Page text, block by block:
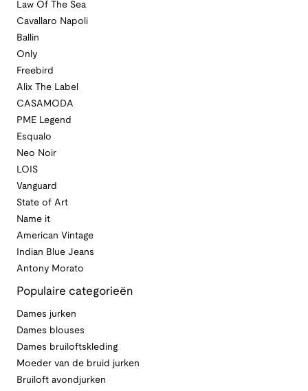
Law Of The Sea
Cavallaro Napoli
Ballin
Only
Freebird
Alix The Label
CASAMODA
PME Legend
Esqualo
Neo Noir
LOIS
Vanguard
State of Art
Name it
American Vintage
Indian Blue Jeans
Antony Morato
Populaire categorieën
Dames jurken
Dames blouses
Dames bruiloftskleding
Moeder van de bruid jurken
Bruiloft avondjurken